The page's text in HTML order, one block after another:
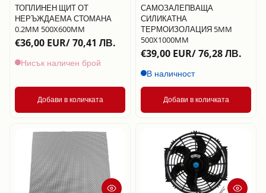
ТОПЛИНЕН ЩИТ ОТ
НЕРЪЖДАЕМА СТОМАНА
0.2MM 500X600MM
€36,00 EUR/ 70,41 ЛВ.
Нисък наличен брой
Добави в количката
САМОЗАЛЕПВАЩА
СИЛИКАТНА
ТЕРМОИЗОЛАЦИЯ 5MM
500X1000MM
€39,00 EUR/ 76,28 ЛВ.
В наличност
Добави в количката